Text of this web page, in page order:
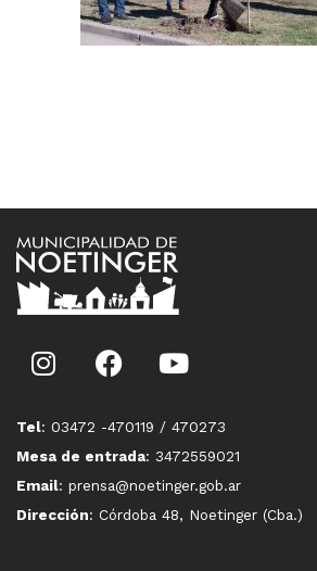
Tel: 03472 -470119 / 470273
Mesa de entrada: 3472559021
Email: prensa@noetinger.gob.ar
Dirección: Córdoba 48, Noetinger (Cba.)